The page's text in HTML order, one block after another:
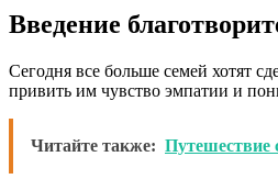
Введение
Сегодня все больше семей хотят
привить им чувство эмпатии и
Читайте также: Путешествие